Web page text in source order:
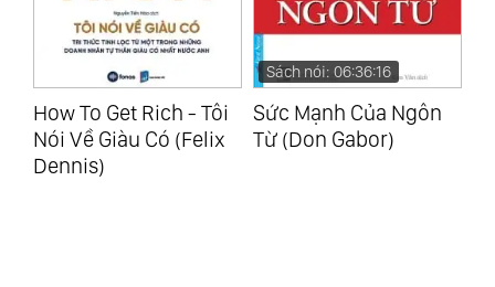
Sách nói: 06:36:16
Sức Mạnh Của Ngôn
Từ (Don Gabor)
Sách nói: 11:01:27
Bí Quyết Áp Dụng 7
Thói Quen Của Bạn